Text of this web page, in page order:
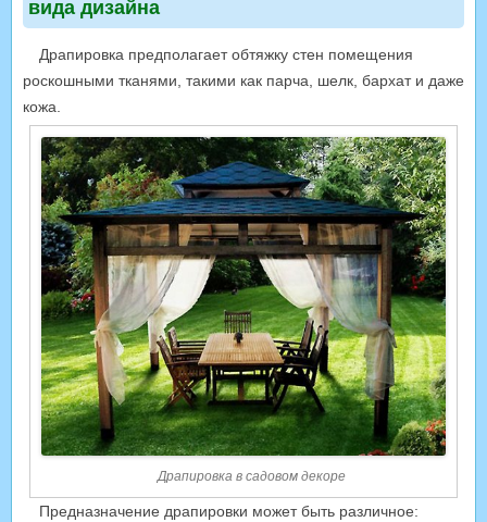
вида дизайна
Драпировка предполагает обтяжку стен помещения
роскошными тканями, такими как парча, шелк, бархат и даже
кожа.
Драпировка в садовом декоре
Предназначение драпировки может быть различное: